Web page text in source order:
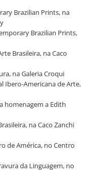
Brazilian Prints, na
Brazilian Prints,
Brasileira, na Caco
na Galeria Croqui
Ibero-Americana de Arte,
homenagem a Edith
na Caco Zanchi
de América, no Centro
da Linguagem, no